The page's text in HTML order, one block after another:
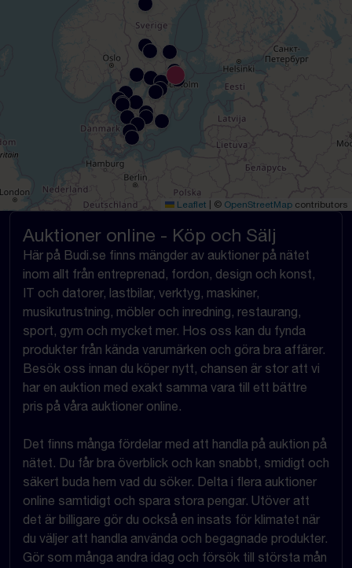
Leaflet © OpenStreetMap contributors
Auktioner online - Köp och Sälj
Här på Budi.se finns mängder av auktioner på nätet
inom allt från entreprenad, fordon, design och konst,
IT och datorer, lastbilar, verktyg, maskiner,
musikutrustning, möbler och inredning, restaurang,
sport, gym och mycket mer. Hos oss kan du fynda
produkter från kända varumärken och göra bra affärer.
Besök oss innan du köper nytt, chansen är stor att vi
har en auktion med exakt samma vara till ett bättre
pris på våra auktioner online.
Det finns många fördelar med att handla på auktion på
nätet. Du får bra överblick och kan snabbt, smidigt och
säkert buda hem vad du söker. Delta i flera auktioner
online samtidigt och spara stora pengar. Utöver att
det är billigare gör du också en insats för klimatet när
du väljer att handla använda och begagnade produkter.
Gör som många andra idag och försök till största mån